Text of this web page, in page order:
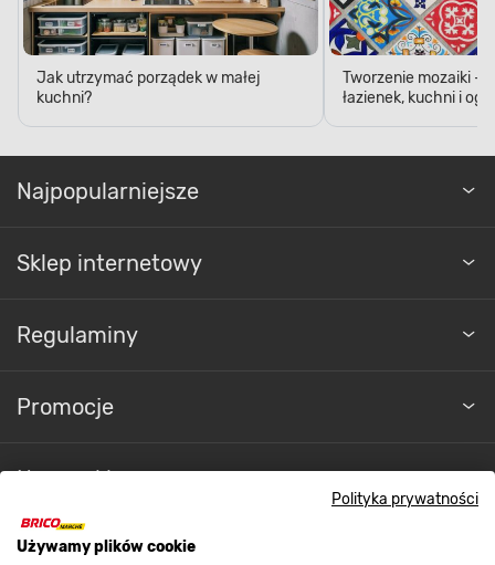
Polityka prywatności
Używamy plików cookie
Jak utrzymać porządek w małej
kuchni?
Tworzenie mozaiki -
łazienek, kuchni i
Najpopularniejsze
Sklep internetowy
Regulaminy
Promocje
Nasze sklepy
O nas